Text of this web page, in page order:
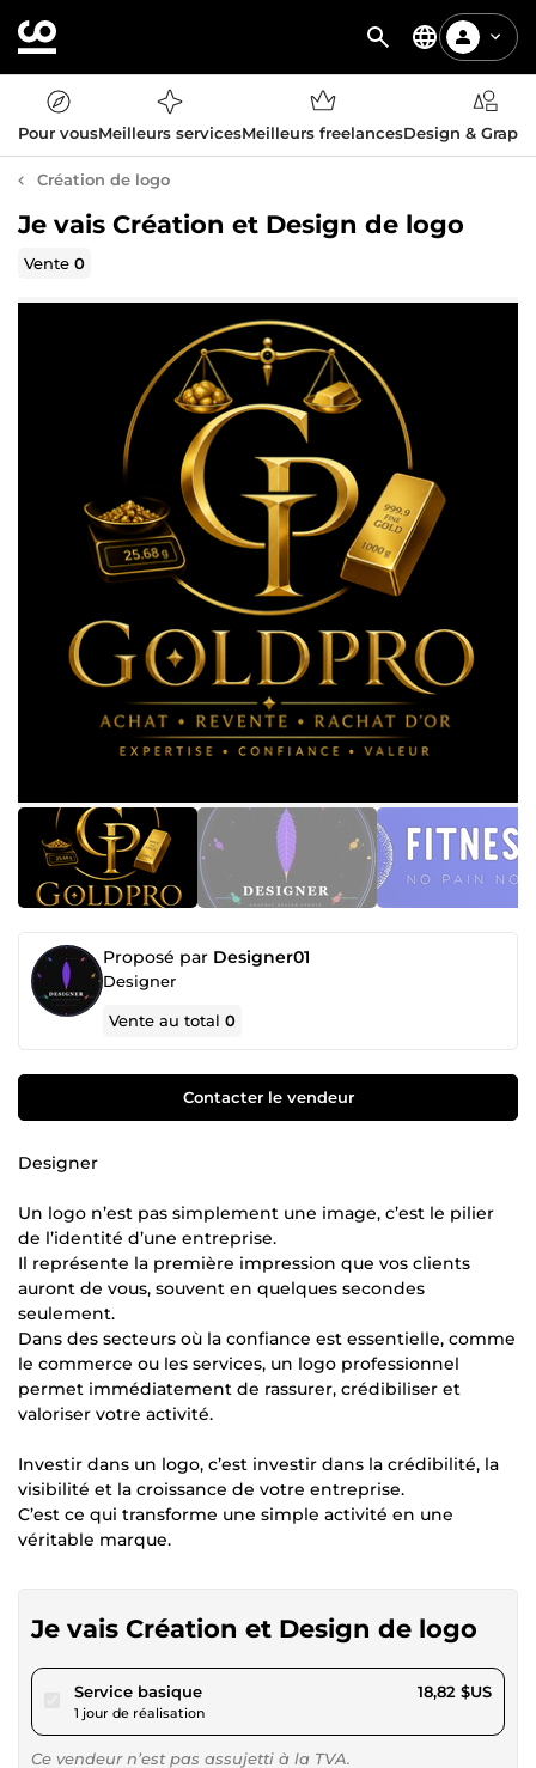
Pour vousMeilleurs servicesMeilleurs freelancesDesign &
Création de logo
Je vais Création et Design de logo
Vente0
Proposé par Designer01
Designer
Vente au total0
Contacter le vendeur
Designer
Un logo n’est pas simplement une image, c’est le pilier
de l’identité d’une entreprise.
Il représente la première impression que vos clients
auront de vous, souvent en quelques secondes
seulement.
Dans des secteurs où la confiance est essentielle, comme
le commerce ou les services, un logo professionnel
permet immédiatement de rassurer, crédibiliser et
valoriser votre activité.
Investir dans un logo, c’est investir dans la crédibilité, la
visibilité et la croissance de votre entreprise.
C’est ce qui transforme une simple activité en une
véritable marque.
Je vais Création et Design de logo
Service basiquepour 17,34 $US
1 jour de réalisation
18,82 $US
Ce vendeur n’est pas assujetti à la TVA.